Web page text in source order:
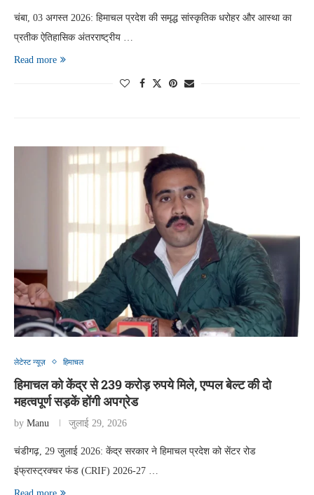
चंबा, 03 अगस्त 2026: हिमाचल प्रदेश की समृद्ध सांस्कृतिक धरोहर और आस्था का
प्रतीक ऐतिहासिक अंतरराष्ट्रीय …
Read more
लेटेस्ट न्यूज़ हिमाचल
हिमाचल को केंद्र से 239 करोड़ रुपये मिले, एप्पल बेल्ट की दो
महत्वपूर्ण सड़कें होंगी अपग्रेड
by Manu जुलाई 29, 2026
चंडीगढ़, 29 जुलाई 2026: केंद्र सरकार ने हिमाचल प्रदेश को सेंटर रोड
इंफ्रास्ट्रक्चर फंड (CRIF) 2026-27 …